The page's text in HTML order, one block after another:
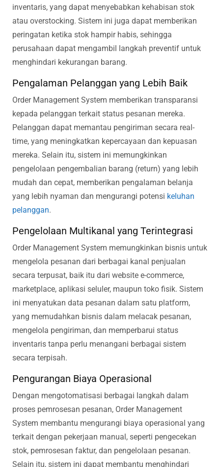
inventaris, yang dapat menyebabkan kehabisan stok
atau overstocking. Sistem ini juga dapat memberikan
peringatan ketika stok hampir habis, sehingga
perusahaan dapat mengambil langkah preventif untuk
menghindari kekurangan barang.
Pengalaman Pelanggan yang Lebih Baik
Order Management System memberikan transparansi
kepada pelanggan terkait status pesanan mereka.
Pelanggan dapat memantau pengiriman secara real-
time, yang meningkatkan kepercayaan dan kepuasan
mereka. Selain itu, sistem ini memungkinkan
pengelolaan pengembalian barang (return) yang lebih
mudah dan cepat, memberikan pengalaman belanja
yang lebih nyaman dan mengurangi potensi keluhan
pelanggan.
Pengelolaan Multikanal yang Terintegrasi
Order Management System memungkinkan bisnis untuk
mengelola pesanan dari berbagai kanal penjualan
secara terpusat, baik itu dari website e-commerce,
marketplace, aplikasi seluler, maupun toko fisik. Sistem
ini menyatukan data pesanan dalam satu platform,
yang memudahkan bisnis dalam melacak pesanan,
mengelola pengiriman, dan memperbarui status
inventaris tanpa perlu menangani berbagai sistem
secara terpisah.
Pengurangan Biaya Operasional
Dengan mengotomatisasi berbagai langkah dalam
proses pemrosesan pesanan, Order Management
System membantu mengurangi biaya operasional yang
terkait dengan pekerjaan manual, seperti pengecekan
stok, pemrosesan faktur, dan pengelolaan pesanan.
Selain itu, sistem ini dapat membantu menghindari